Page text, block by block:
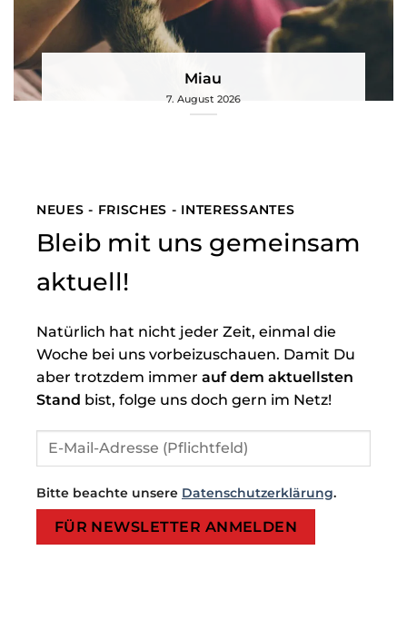
Miau
7. August 2026
NEUES - FRISCHES - INTERESSANTES
Bleib mit uns gemeinsam
aktuell!
Natürlich hat nicht jeder Zeit, einmal die
Woche bei uns vorbeizuschauen. Damit Du
aber trotzdem immer auf dem aktuellsten
Stand bist, folge uns doch gern im Netz!
Bitte beachte unsere Datenschutzerklärung.
Bitte lasse dieses Feld leer.
Bitte lasse dieses Feld leer.